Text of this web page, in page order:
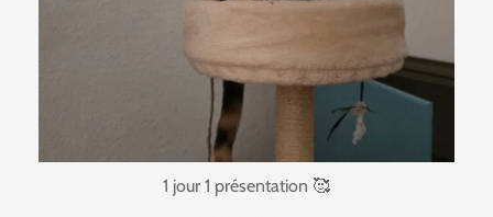
1 jour 1 présentation 🥰